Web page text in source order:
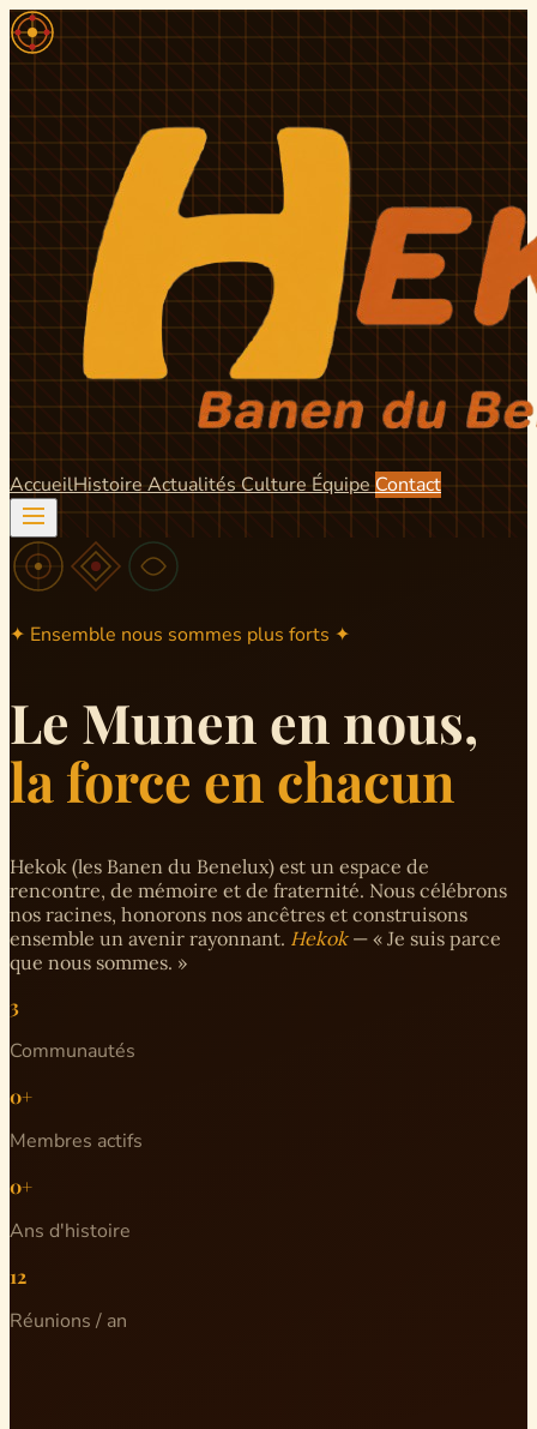
AccueilHistoire ActualitésCulture Équipe Contact
✦ Ensemble nous sommes plus forts ✦
Le Munen en nous,
la force en chacun
Hekok (les Banen du Benelux) est un espace de
rencontre, de mémoire et de fraternité. Nous célébrons
nos racines, honorons nos ancêtres et construisons
ensemble un avenir rayonnant. Hekok— « Je suis parce
que nous sommes. »
3
Communautés
0+
Membres actifs
0+
Ans d'histoire
12
Réunions / an